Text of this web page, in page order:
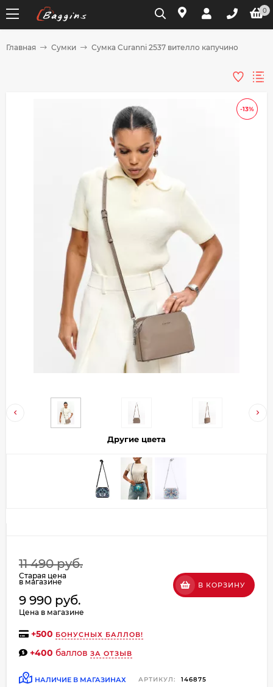
0
Главная Сумки Сумка Curanni 2537 вителло капучино
-13%
Другие цвета
11 490 руб.
Старая цена
в магазине
9 990 руб.
Цена в магазине
В КОРЗИНУ
+500 БОНУСНЫХ БАЛЛОВ!
+400 баллов ЗА ОТЗЫВ
НАЛИЧИЕ В МАГАЗИНАХ АРТИКУЛ: 146875
на части
без переплат
График платежей
Добавляйте товары
в корзину
Оплачивайте сегодня только
% картой любого банка
Получайте товар
выбранный способом
Оставшиеся
% будут
списываться
с вашей карты
каждые 2 недели
об оплате Плайтом
25
2 недели
8 800 302-02-51
plait.ru